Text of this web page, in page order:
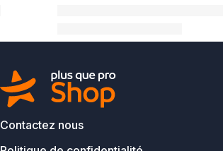
Contactez nous